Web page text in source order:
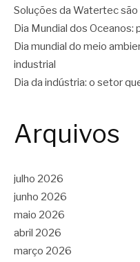
Soluções da Watertec
Dia Mundial dos Oceanos:
Dia mundial do meio
industrial
Dia da indústria: o setor
Arquivos
julho 2026
junho 2026
maio 2026
abril 2026
março 2026